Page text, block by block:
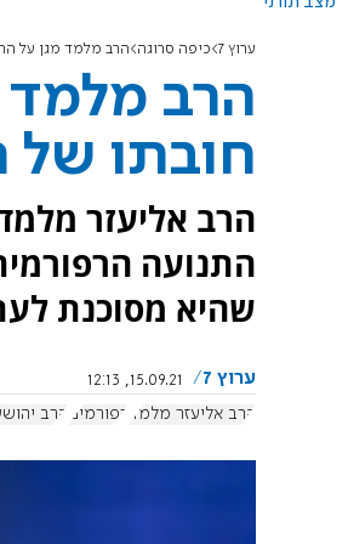
ערוץ 7 כיפה סרוגה הרב מלמד מגן על
הרב מלמד
חובתו של
הרב אליעזר
התנועה
שהיא מסוכנת
ערוץ 7
15.09.21, 12:13
הרב אליעזר מלמד רפורמים הרב